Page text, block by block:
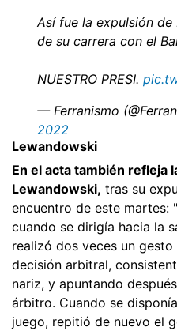
Así fue la expulsión
de su carrera con el
NUESTRO PRESI.
— Ferranismo
2022
Lewandowski
En el acta también refleja
Lewandowski, tras su
encuentro de este martes:
cuando se dirigía hacia la
realizó dos veces un
decisión arbitral,
nariz, y apuntando
árbitro. Cuando se
juego, repitió de nuevo el